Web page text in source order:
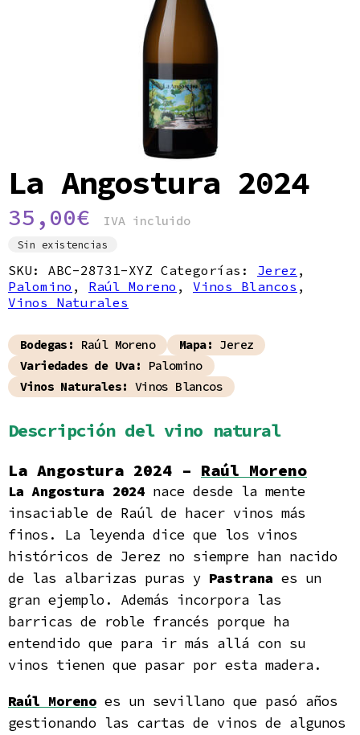
Política de privacidad
La Angostura 2024
35,00€ IVA incluido
Sin existencias
SKU: ABC-28731-XYZ Categorías: Jerez ,
Palomino , Raúl Moreno , Vinos Blancos ,
Vinos Naturales
Bodegas: Raúl Moreno Mapa: Jerez
Variedades de Uva:
Palomino
Vinos Naturales: Vinos Blancos
Descripción del vino natural
La Angostura 2024 – Raúl Moreno
La Angostura 2024 nace desde la mente
insaciable de Raúl de hacer vinos más
finos. La leyenda dice que los vinos
históricos de Jerez no siempre han nacido
de las albarizas puras y Pastrana es un
gran ejemplo. Además incorpora las
barricas de roble francés porque ha
entendido que para ir más allá con su
vinos tienen que pasar por esta madera.
Raúl Moreno es un sevillano que pasó años
gestionando las cartas de vinos de algunos